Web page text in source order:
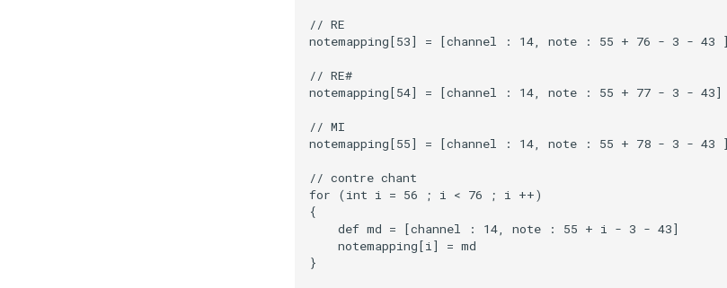
// RE
notemapping[53] = [channel : 14, note : 55 + 76 - 3 - 43 ]
// RE#
notemapping[54] = [channel : 14, note : 55 + 77 - 3 - 43]
// MI
notemapping[55] = [channel : 14, note : 55 + 78 - 3 - 43 ]
// contre chant
for (int i = 56 ; i < 76 ; i ++)
{
    def md = [channel : 14, note : 55 + i - 3 - 43]
    notemapping[i] = md
}